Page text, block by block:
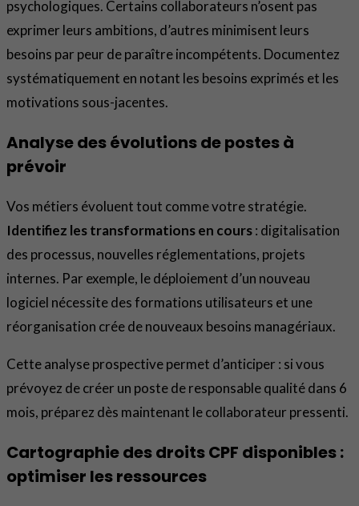
psychologiques. Certains collaborateurs n’osent pas
exprimer leurs ambitions, d’autres minimisent leurs
besoins par peur de paraître incompétents. Documentez
systématiquement en notant les besoins exprimés et les
motivations sous-jacentes.
Analyse des évolutions de postes à
prévoir
Vos métiers évoluent tout comme votre stratégie.
Identifiez les transformations en cours: digitalisation
des processus, nouvelles réglementations, projets
internes. Par exemple, le déploiement d’un nouveau
logiciel nécessite des formations utilisateurs et une
réorganisation crée de nouveaux besoins managériaux.
Cette analyse prospective permet d’anticiper : si vous
prévoyez de créer un poste de responsable qualité dans 6
mois, préparez dès maintenant le collaborateur pressenti.
Cartographie des droits CPF disponibles :
optimiser les ressources